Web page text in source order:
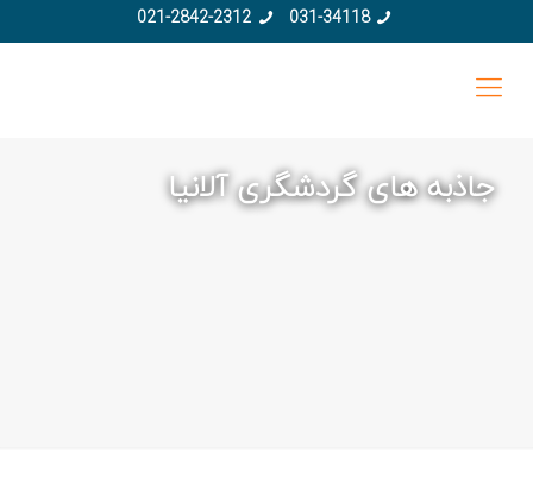
031-34118
021-2842-2312
جاذبه های گردشگری آلانیا